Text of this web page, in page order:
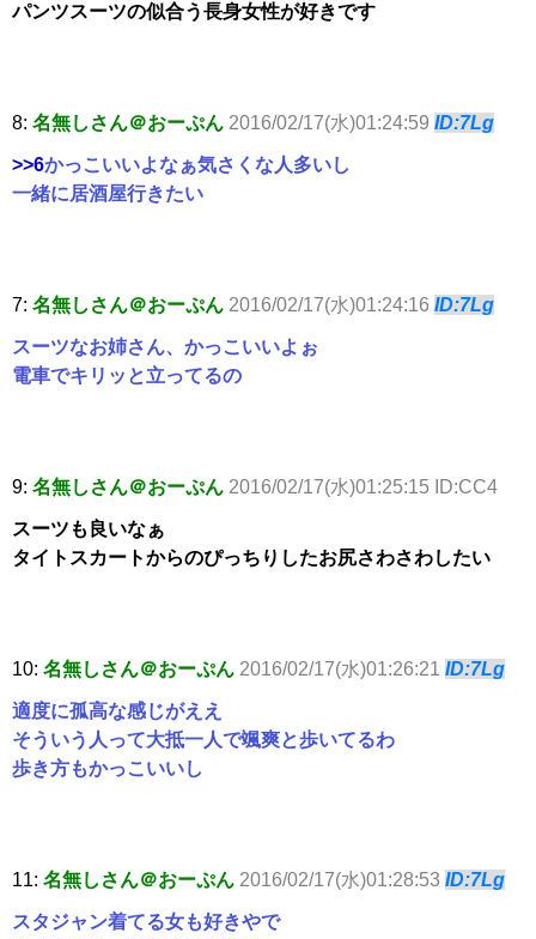
パンツスーツの似合う長身女性が好きです
8: 名無しさん＠おーぷん 2016/02/17(水)01:24:59 ID:7Lg
>>6かっこいいよなぁ気さくな人多いし
一緒に居酒屋行きたい
7: 名無しさん＠おーぷん 2016/02/17(水)01:24:16 ID:7Lg
スーツなお姉さん、かっこいいよぉ
電車でキリッと立ってるの
9: 名無しさん＠おーぷん 2016/02/17(水)01:25:15 ID:CC4
スーツも良いなぁ
タイトスカートからのぴっちりしたお尻さわさわしたい
10: 名無しさん＠おーぷん 2016/02/17(水)01:26:21 ID:7Lg
適度に孤高な感じがええ
そういう人って大抵一人で颯爽と歩いてるわ
歩き方もかっこいいし
11: 名無しさん＠おーぷん 2016/02/17(水)01:28:53 ID:7Lg
スタジャン着てる女も好きやで